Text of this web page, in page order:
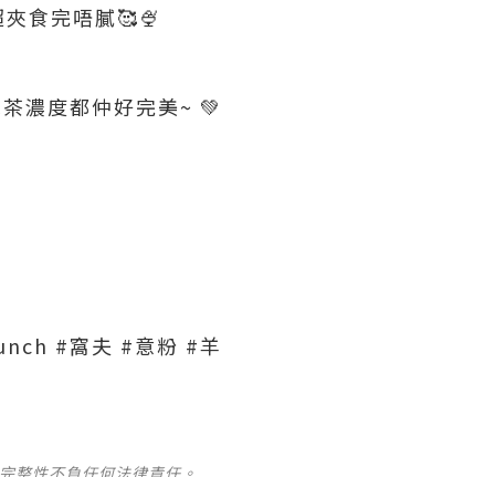
食完唔膩🥰🍨
濃度都仲好完美~ 💚
#窩夫 #意粉 #羊
整性不負任何法律責任。